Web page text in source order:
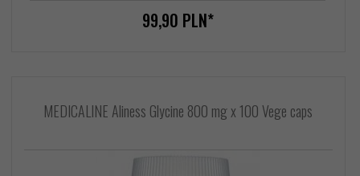
99,90 PLN*
MEDICALINE Aliness Glycine 800 mg x 100 Vege caps